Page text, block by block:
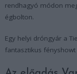
rendhagyó módon
égbolton.
Egy helyi dróngyár a
fantasztikus fényshowt